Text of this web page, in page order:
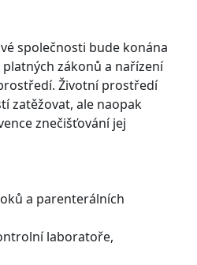
společnosti bude konána
zákonů a nařízení
Životní prostředí
zatěžovat, ale naopak
znečišťování jej
a parenterálních
laboratoře,